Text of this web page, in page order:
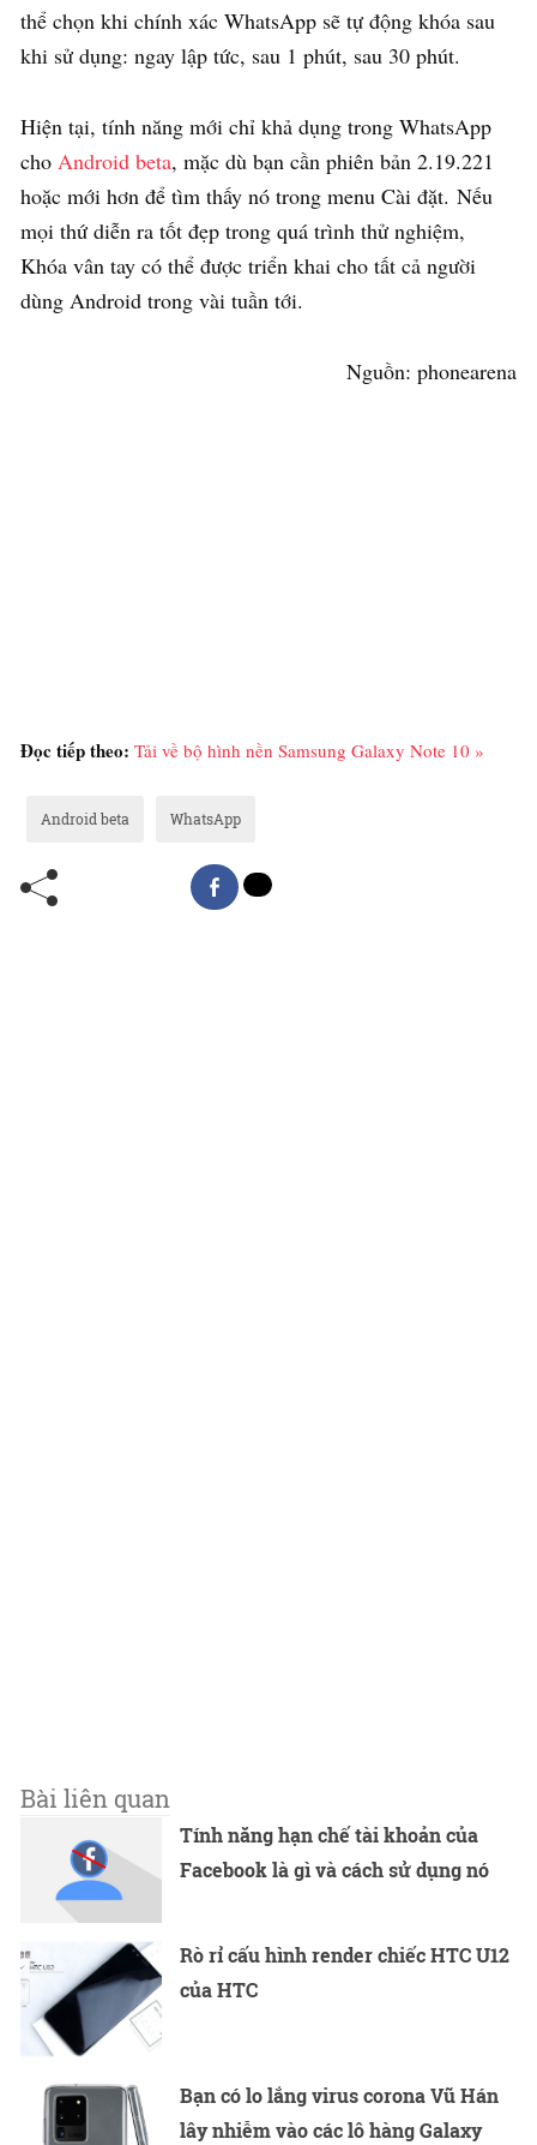
thể chọn khi chính xác WhatsApp sẽ tự động khóa sau
khi sử dụng: ngay lập tức, sau 1 phút, sau 30 phút.
Hiện tại, tính năng mới chỉ khả dụng trong WhatsApp
cho Android beta, mặc dù bạn cần phiên bản 2.19.221
hoặc mới hơn để tìm thấy nó trong menu Cài đặt. Nếu
mọi thứ diễn ra tốt đẹp trong quá trình thử nghiệm,
Khóa vân tay có thể được triển khai cho tất cả người
dùng Android trong vài tuần tới.
Nguồn: phonearena
Đọc tiếp theo: Tải về bộ hình nền Samsung Galaxy Note 10 »
Android beta WhatsApp
Bài liên quan
Tính năng hạn chế tài khoản của
Facebook là gì và cách sử dụng nó
Rò rỉ cấu hình render chiếc HTC U12
của HTC
Bạn có lo lắng virus corona Vũ Hán
lây nhiễm vào các lô hàng Galaxy